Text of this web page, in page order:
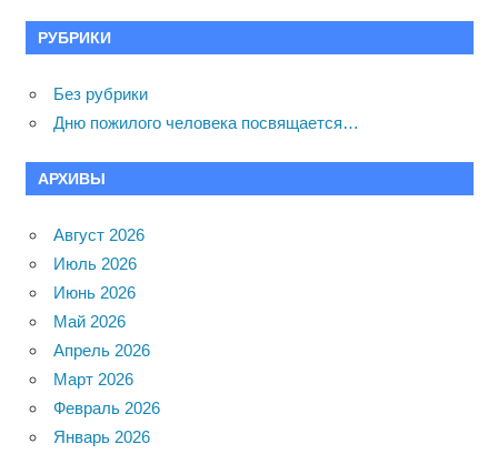
РУБРИКИ
Без рубрики
Дню пожилого человека посвящается…
АРХИВЫ
Август 2026
Июль 2026
Июнь 2026
Май 2026
Апрель 2026
Март 2026
Февраль 2026
Январь 2026